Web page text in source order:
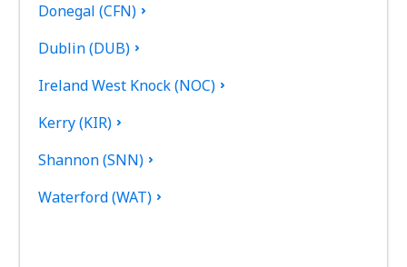
Donegal (CFN)
Dublin (DUB)
Ireland West Knock (NOC)
Kerry (KIR)
Shannon (SNN)
Waterford (WAT)